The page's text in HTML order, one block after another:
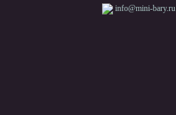
info@mini-bary.ru